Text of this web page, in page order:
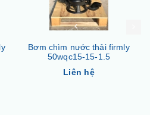
Bơm chìm nước thải firmly
65wqc25-10-1.5
Liên hệ